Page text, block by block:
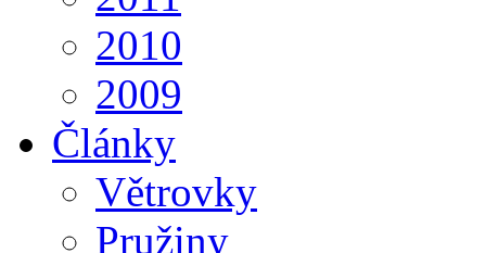
2010
2009
Články
Větrovky
Pružiny